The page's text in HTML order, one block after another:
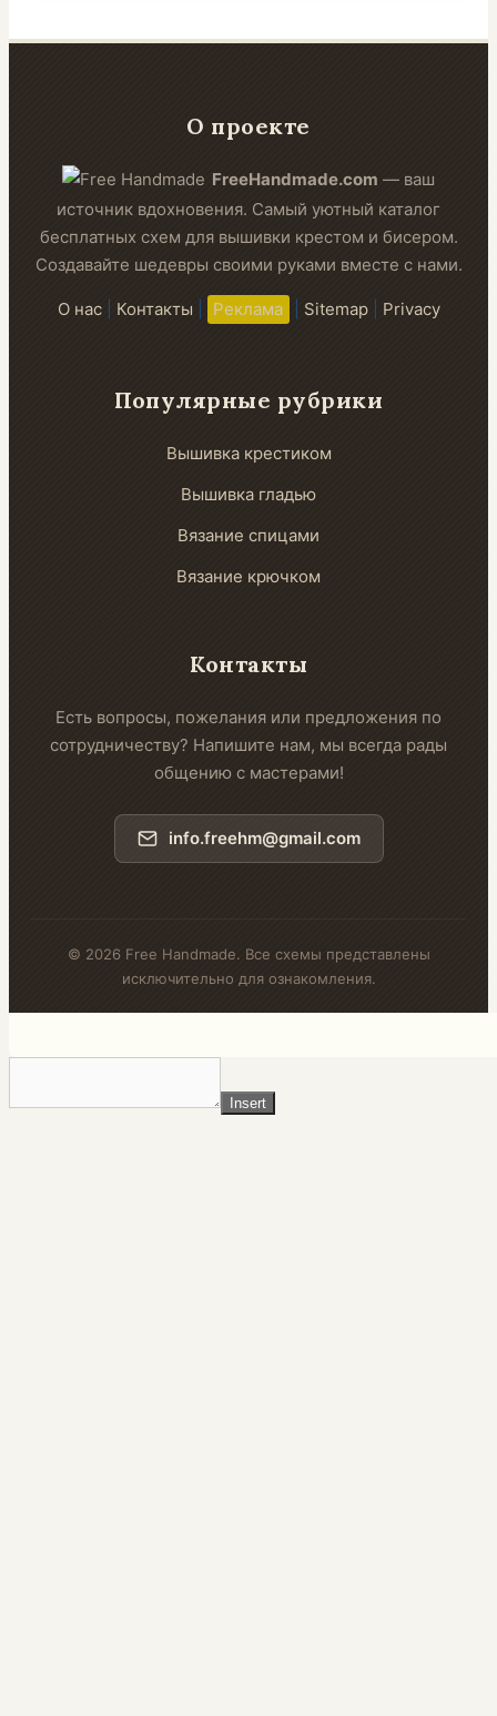
О проекте
FreeHandmade.com — ваш
источник вдохновения. Самый уютный каталог
бесплатных схем для вышивки крестом и бисером.
Создавайте шедевры своими руками вместе с нами.
О нас Контакты Реклама Sitemap Privacy
Популярные рубрики
Вышивка крестиком
Вышивка гладью
Вязание спицами
Вязание крючком
Контакты
Есть вопросы, пожелания или предложения по
сотрудничеству? Напишите нам, мы всегда рады
общению с мастерами!
info.freehm@gmail.com
© 2026 Free Handmade. Все схемы представлены
исключительно для ознакомления.
Insert